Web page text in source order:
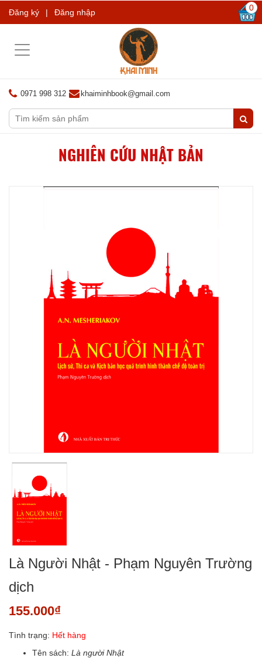
Đăng ký | Đăng nhập 0
Toggle
0971 998 312 khaiminhbook@gmail.com
NGHIÊN CỨU NHẬT BẢN
Là Người Nhật - Phạm Nguyên Trường
dịch
155.000₫
Tình trạng: Hết hàng
Tên sách: Là người Nhật